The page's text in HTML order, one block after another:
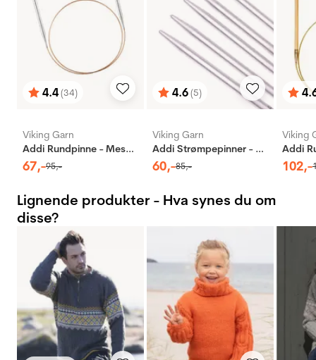
Karakter:
4.4(34)
av 5 mulige
Viking Garn
Addi Rundpinne - Messing
67,-95,-
Karakter:
4.6(5)
av 5 mulige
Viking Garn
Addi Strømpepinner - Aluminium
60,-85,-
av 5
Viking
102,-
Lignende produkter - Hva synes du om
disse?